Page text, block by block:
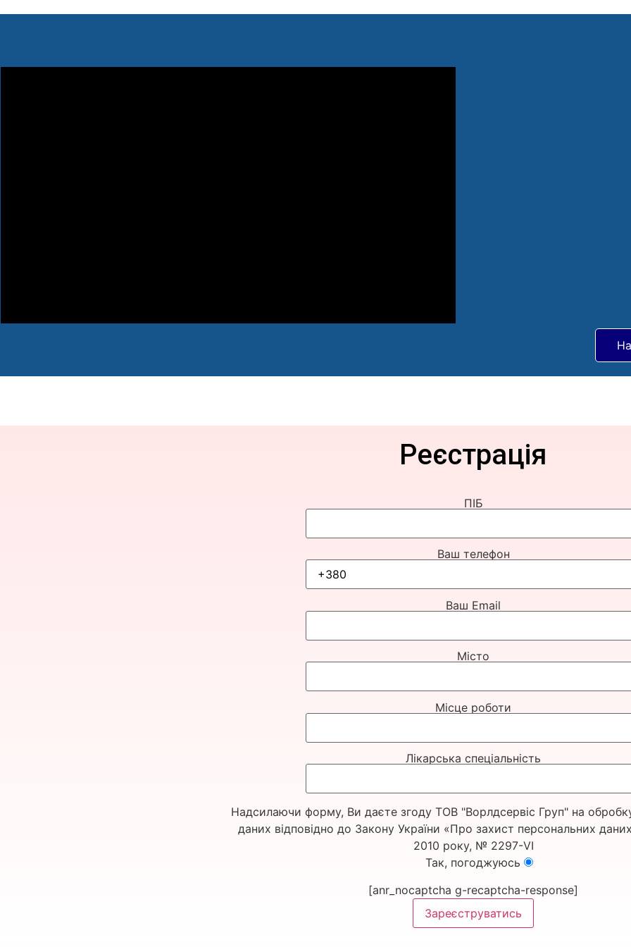
Реєстрація
ПІБ
Ваш телефон
Ваш Email
Місто
Місце роботи
Лікарська спеціальність
Надсилаючи форму, Ви даєте згоду ТОВ "Ворлдсервіс Груп" на
даних відповідно до Закону України «Про захист персональних
2010 року, № 2297-VІ
Так, погоджуюсь
[anr_nocaptcha g-recaptcha-response]